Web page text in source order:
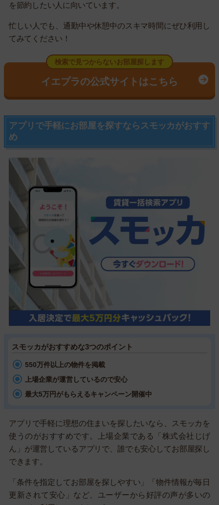
を節約したい人に向いています。
忙しい人でも、通勤中や休憩中のスキマ時間にぜひ利用し
てみてください！
検索で見つからないお部屋探します
イエプラの公式サイトはこちら
アプリで手軽にお部屋を探すならスモッカがおすす
め
スモッカがおすすめな3つのポイント
550万件以上の物件を掲載
上場企業が運営しているので安心
最大5万円がもらえるキャンペーン開催中
アプリで手軽に理想の住まいを探したいなら、スモッカを
使うのがおすすめです。上場企業である「株式会社じげ
ん」が運営しているアプリで、誰でも安心してお部屋探し
できます。
「条件を指定してお部屋を探しやすい」「物件情報が毎日
更新されて安心」など、ユーザーから好評の声が多いの